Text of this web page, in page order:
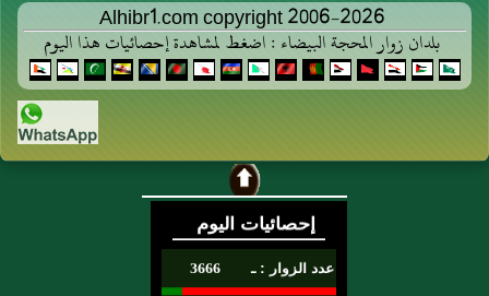
Alhibr1.com copyright 2006-2026
بلدان زوار المحجة البيضاء : اضغط لمشاهدة إحصائيات هذا اليوم